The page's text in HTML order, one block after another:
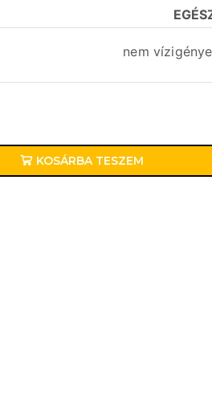
nem
KOSÁRBA TESZEM